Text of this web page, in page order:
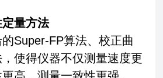
量方法
Super-FP算法、校正曲
使得仪器不仅测量速度更
高，测量一致性更强。